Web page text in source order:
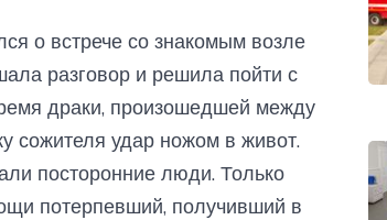
о встрече со знакомым возле
разговор и решила пойти с
драки, произошедшей между
сожителя удар ножом в живот.
посторонние люди. Только
потерпевший, получивший в